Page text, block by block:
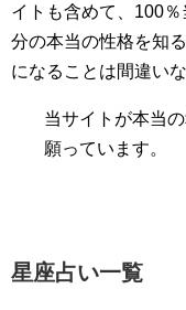
イトも含めて、100
分の本当の性格を知
になることは間違い
当サイトが本当
願っています。
星座占い一覧